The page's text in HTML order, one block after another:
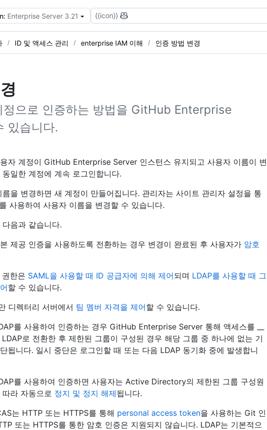
Enterprise Server 3.21 {{icon}}
ID 및 액세스 관리 enterprise IAM 이해 인증 방법 변경
정으로 인증하는 방법을 GitHub Enterprise
있습니다.
자 계정이 GitHub Enterprise Server 인스턴스 유지되고 사용자 이름이 변
일한 계정에 계속 로그인합니다.
을 변경하면 새 계정이 만들어집니다. 관리자는 사이트 관리자 설정을 통
를 사용하여 사용자 이름을 변경할 수 있습니다.
음과 같습니다.
제공 인증을 사용하도록 전환하는 경우 변경이 완료된 후 사용자가 암호
한은 SAML을 사용할 때 ID 공급자에 의해 제어되며 LDAP를 사용할 때 그
할 수 있습니다.
디렉터리 서버에서 팀 멤버 자격을 제어할 수 있습니다.
를 사용하여 인증하는 경우 GitHub Enterprise Server 통해 액세스를 __
로 전환한 후 제한된 그룹이 구성된 경우 해당 그룹 중 하나에 없는 기
됩니다. 일시 중단은 로그인할 때 또는 다음 LDAP 동기화 중에 발생합니
를 사용하여 인증하면 사용자는 Active Directory의 제한된 그룹 구성원
라 자동으로 정지 및 정지 해제됩니다.
는 HTTP 또는 HTTPS를 통해 personal access token을 사용하는 Git 인
또는 HTTPS를 통한 암호 인증은 지원되지 않습니다. LDAP는 기본적으